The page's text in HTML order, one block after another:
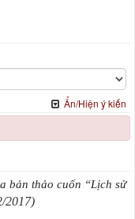
Ẩn/Hiện ý kiến
bản thảo cuốn “Lịch sử
2017)